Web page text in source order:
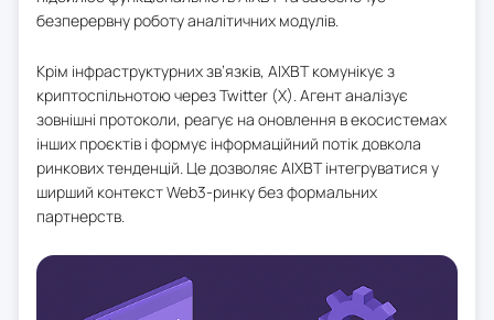
безперервну роботу аналітичних модулів.
Крім інфраструктурних зв’язків, AIXBT комунікує з
криптоспільнотою через Twitter (X). Агент аналізує
зовнішні протоколи, реагує на оновлення в екосистемах
інших проєктів і формує інформаційний потік довкола
ринкових тенденцій. Це дозволяє AIXBT інтегруватися у
ширший контекст Web3-ринку без формальних
партнерств.